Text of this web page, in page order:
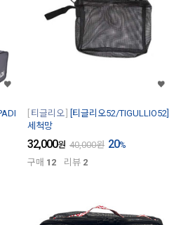
티글리오
[티글리오52/TIGULLIO52]
세척망
32,000원 40,000원 20%
구매 12 리뷰 2